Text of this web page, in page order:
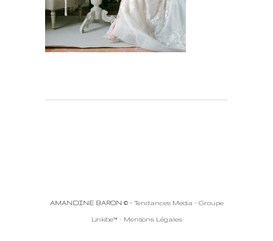
AMANDINE BARON © -Tendances Media - Groupe
Linkibe™ - Mentions Légales